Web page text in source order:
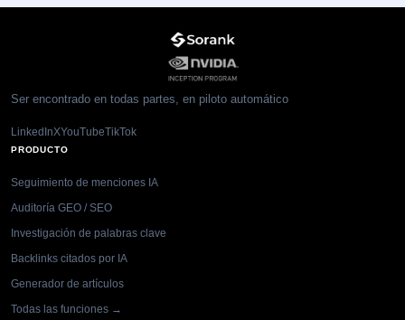
Ser encontrado en todas partes, en piloto automático
LinkedInXYouTubeTikTok
PRODUCTO
Seguimiento de menciones IA
Auditoría GEO / SEO
Investigación de palabras clave
Backlinks citados por IA
Generador de artículos
Todas las funciones →